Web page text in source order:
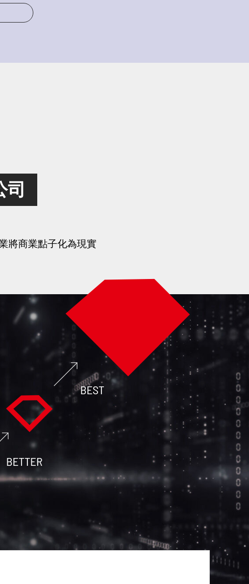
司
將商業點子化為現實